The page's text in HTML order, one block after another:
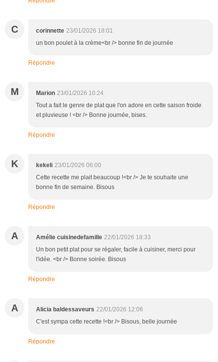
C corinnette 23/01/2026 18:01
un bon poulet à la crème<br /> bonne fin de journée
Répondre
M Marion 23/01/2026 10:24
Tout a fait le genre de plat que l'on adore en cette saison froide
et pluvieuse ! <br /> Bonne journée, bises.
Répondre
K kekeli 23/01/2026 06:00
Cette recette me plait beaucoup !<br /> Je te souhaite une
bonne fin de semaine. Bisous
Répondre
A Amélie cuisinedefamille 22/01/2026 18:33
Un bon petit plat pour se régaler, facile à cuisiner, merci pour
l'idée. <br /> Bonne soirée. Bisous
Répondre
A Alicia baldessaveurs 22/01/2026 12:06
C'est sympa cette recette !<br /> Bisous, belle journée
Répondre